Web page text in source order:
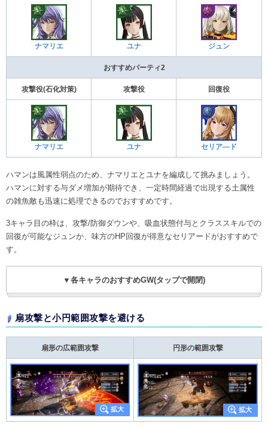
ナマリエ ユナ ジュン
おすすめパーティ2
攻撃役(石化対策) 攻撃役 回復役
ナマリエ ユナ セリア―ド
ハマンは風属性弱点のため、ナマリエとユナを編成して挑みましょう。
ハマンに対する与ダメ増加が期待でき、一定時間経過で出現する土属性
の雑魚敵も迅速に処理できるのでおすすめです。
3キャラ目の枠は、攻撃/防御ダウンや、吸血状態付与とクラススキルでの
回復が可能なジュンか、味方のHP回復が得意なセリアードがおすすめで
す。
▼各キャラのおすすめGW(タップで開閉)
扇攻撃と小円範囲攻撃を避ける
扇形の広範囲攻撃 円形の範囲攻撃